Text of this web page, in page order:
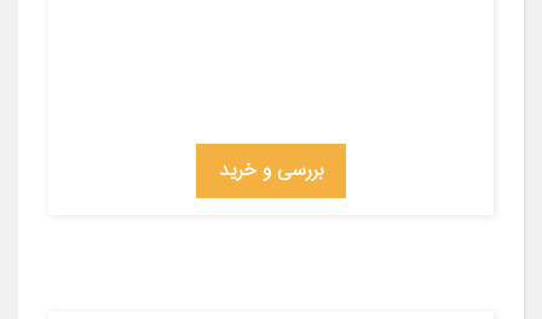
بررسی و خرید